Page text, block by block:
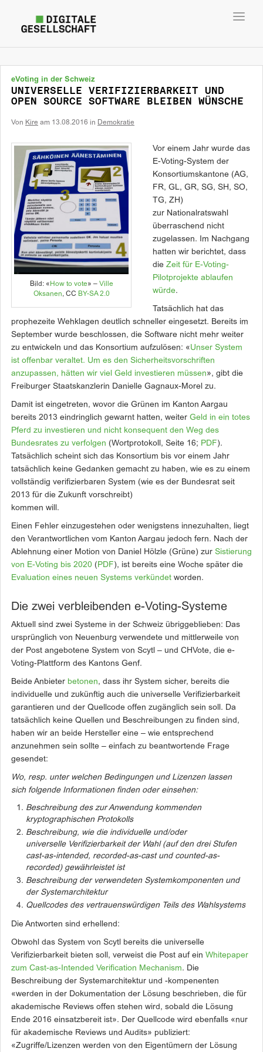
eVoting in der Schweiz
UNIVERSELLE VERIFIZIERBARKEIT UND
OPEN SOURCE SOFTWARE BLEIBEN WÜNSCHE
Von Kire am 13.08.2016 in Demokratie
Bild: « How to vote» – Ville
Oksanen, CC BY-SA 2.0
Vor einem Jahr wurde das
E-Voting-System der
Konsortiumskantone (AG,
FR, GL, GR, SG, SH, SO,
TG, ZH)
zur Nationalratswahl
überraschend nicht
zugelassen. Im Nachgang
hatten wir berichtet, dass
die Zeit für E-Voting-
Pilotprojekte ablaufen
würde.
Tatsächlich hat das
prophezeite Wehklagen deutlich schneller eingesetzt. Bereits im
September wurde beschlossen, die Software nicht mehr weiter
zu entwickeln und das Konsortium aufzulösen: «Unser System
ist offenbar veraltet. Um es den Sicherheitsvorschriften
anzupassen, hätten wir viel Geld investieren müssen», gibt die
Freiburger Staatskanzlerin Danielle Gagnaux-Morel zu.
Damit ist eingetreten, wovor die Grünen im Kanton Aargau
bereits 2013 eindringlich gewarnt hatten, weiter Geld in ein totes
Pferd zu investieren und nicht konsequent den Weg des
Bundesrates zu verfolgen (Wortprotokoll, Seite 16; PDF).
Tatsächlich scheint sich das Konsortium bis vor einem Jahr
tatsächlich keine Gedanken gemacht zu haben, wie es zu einem
vollständig verifizierbaren System (wie es der Bundesrat seit
2013 für die Zukunft vorschreibt)
kommen will.
Einen Fehler einzugestehen oder wenigstens innezuhalten, liegt
den Verantwortlichen vom Kanton Aargau jedoch fern. Nach der
Ablehnung einer Motion von Daniel Hölzle (Grüne) zur Sistierung
von E-Voting bis 2020 ( PDF), ist bereits eine Woche später die
Evaluation eines neuen Systems verkündet worden.
Die zwei verbleibenden e-Voting-Systeme
Aktuell sind zwei Systeme in der Schweiz übriggeblieben: Das
ursprünglich von Neuenburg verwendete und mittlerweile von
der Post angebotene System von Scytl – und CHVote, die e-
Voting-Plattform des Kantons Genf.
Beide Anbieter betonen, dass ihr System sicher, bereits die
individuelle und zukünftig auch die universelle Verifizierbarkeit
garantieren und der Quellcode offen zugänglich sein soll. Da
tatsächlich keine Quellen und Beschreibungen zu finden sind,
haben wir an beide Hersteller eine – wie entsprechend
anzunehmen sein sollte – einfach zu beantwortende Frage
gesendet:
Wo, resp. unter welchen Bedingungen und Lizenzen lassen
sich folgende Informationen finden oder einsehen:
Beschreibung des zur Anwendung kommenden
kryptographischen Protokolls
Beschreibung, wie die individuelle und/oder
universelle Verifizierbarkeit der Wahl (auf den drei Stufen
cast-as-intended, recorded-as-cast und counted-as-
recorded) gewährleistet ist
Beschreibung der verwendeten Systemkomponenten und
der Systemarchitektur
Quellcodes des vertrauenswürdigen Teils des Wahlsystems
Die Antworten sind erhellend:
Obwohl das System von Scytl bereits die universelle
Verifizierbarkeit bieten soll, verweist die Post auf ein Whitepaper
zum Cast-as-Intended Verification Mechanism. Die
Beschreibung der Systemarchitektur und -kompenenten
«werden in der Dokumentation der Lösung beschrieben, die für
akademische Reviews offen stehen wird, sobald die Lösung
Ende 2016 einsatzbereit ist». Der Quellcode wird ebenfalls «nur
für akademische Reviews und Audits» publiziert:
«Zugriffe/Lizenzen werden von den Eigentümern der Lösung